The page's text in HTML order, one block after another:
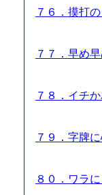
７６．摸打
７７．早め
７８．イチ
７９．字牌
８０．ワラ